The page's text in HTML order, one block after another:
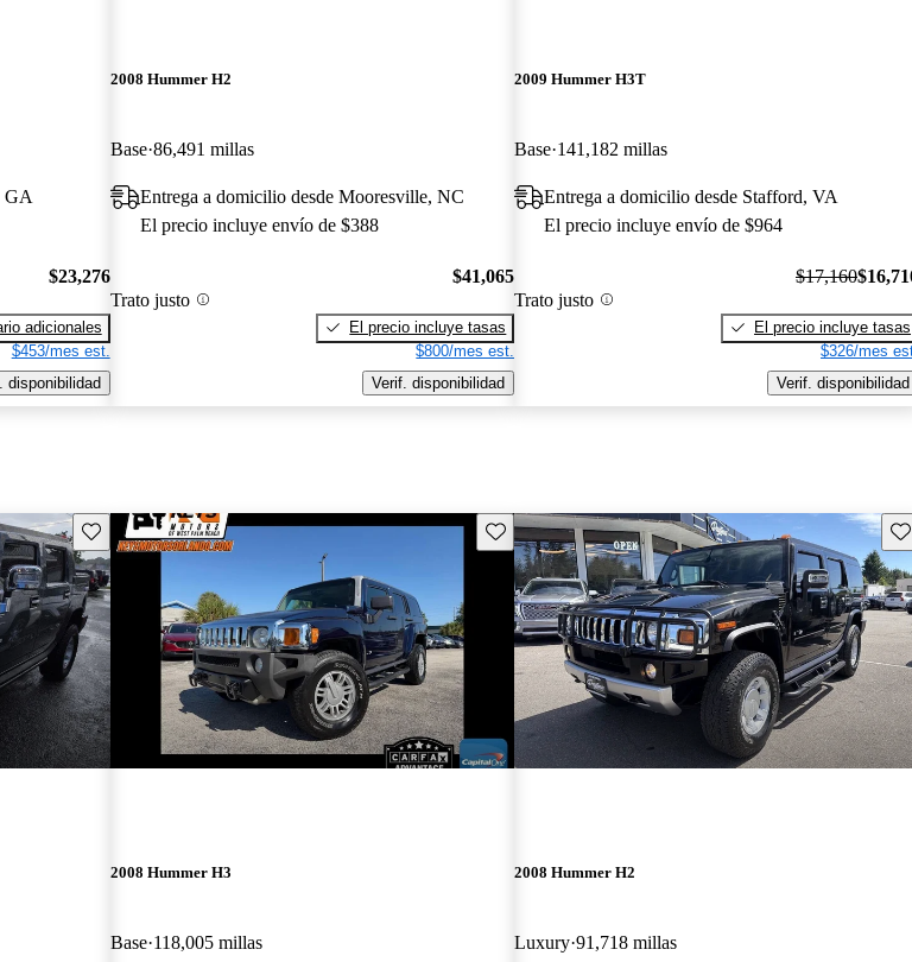
GA
$23,276
adicionales
$453/mes est.
disponibilidad
2008 Hummer H2
Base 86,491 millas
Entrega a domicilio desde Mooresville, NC
El precio incluye envío de $388
Trato justo
$41,065
El precio incluye tasas
$800/mes est.
Verif. disponibilidad
2009 Hummer H3T
Base 141,182 millas
Entrega a domicilio desde Stafford, VA
El precio incluye envío de $964
Trato justo
$17,160
El precio incluye tasas
$326/mes
Verif. disponibilidad
Guarda este Aviso Guarda este Aviso
2008 Hummer H3
Base 118,005 millas
2008 Hummer H2
Luxury 91,718 millas